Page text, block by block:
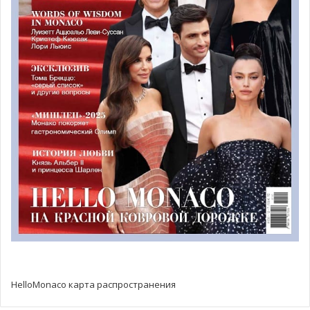
мужчиной — соавтором издания, написав предисловие.
Доход от каждой проданной книги (50 евро) будет
направлен на реализацию проектов для молодых
гонщиц.
Ed Wright Images
HelloMonaco карта распространения